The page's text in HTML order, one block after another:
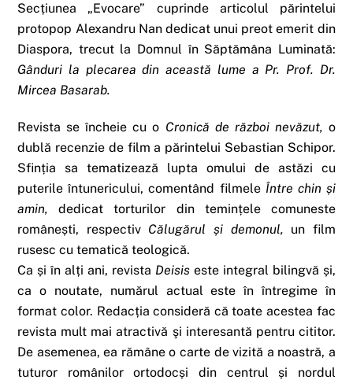
Secțiunea „Evocare” cuprinde articolul părintelui
protopop Alexandru Nan dedicat unui preot emerit din
Diaspora, trecut la Domnul în Săptămâna Luminată:
Gânduri la plecarea din această lume a Pr. Prof. Dr.
Mircea Basarab.
Revista se încheie cu o Cronică de război nevăzut, o
dublă recenzie de film a părintelui Sebastian Schipor.
Sfinția sa tematizează lupta omului de astăzi cu
puterile întunericului, comentând filmele Între chin și
amin,dedicat torturilor din temințele comuneste
românești, respectivCălugărul și demonul, un film
rusesc cu tematică teologică.
Ca și în alți ani, revista Deisis este integral bilingvă și,
ca o noutate, numărul actual este în întregime în
format color. Redacția consideră că toate acestea fac
revista mult mai atractivă şi interesantă pentru cititor.
De asemenea, ea rămâne o carte de vizită a noastră, a
tuturor românilor ortodocși din centrul și nordul